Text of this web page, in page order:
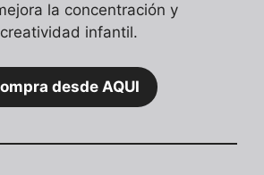
la concentración y
infantil.
desde AQUI